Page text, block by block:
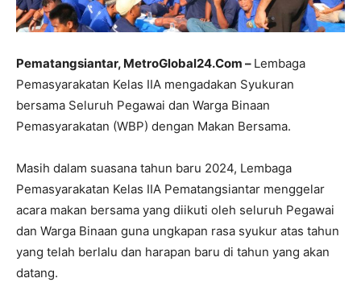
Pematangsiantar, MetroGlobal24.Com – Lembaga
Pemasyarakatan Kelas IIA mengadakan Syukuran
bersama Seluruh Pegawai dan Warga Binaan
Pemasyarakatan (WBP) dengan Makan Bersama.
Masih dalam suasana tahun baru 2024, Lembaga
Pemasyarakatan Kelas IIA Pematangsiantar menggelar
acara makan bersama yang diikuti oleh seluruh Pegawai
dan Warga Binaan guna ungkapan rasa syukur atas tahun
yang telah berlalu dan harapan baru di tahun yang akan
datang.